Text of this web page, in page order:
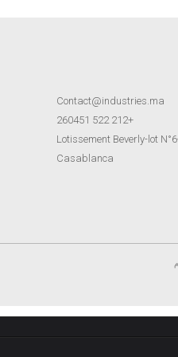
Contact@industries.ma
+212 522 260451
Lotissement Beverly-lot
Casablanca